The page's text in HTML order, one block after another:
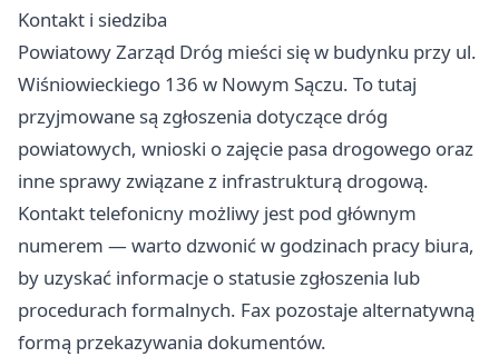
Kontakt i siedziba
Powiatowy Zarząd Dróg mieści się w budynku przy ul.
Wiśniowieckiego 136 w Nowym Sączu. To tutaj
przyjmowane są zgłoszenia dotyczące dróg
powiatowych, wnioski o zajęcie pasa drogowego oraz
inne sprawy związane z infrastrukturą drogową.
Kontakt telefonicny możliwy jest pod głównym
numerem — warto dzwonić w godzinach pracy biura,
by uzyskać informacje o statusie zgłoszenia lub
procedurach formalnych. Fax pozostaje alternatywną
formą przekazywania dokumentów.